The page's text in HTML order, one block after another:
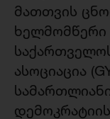
მათთვის
ხელმომწერი
ასოციაცია